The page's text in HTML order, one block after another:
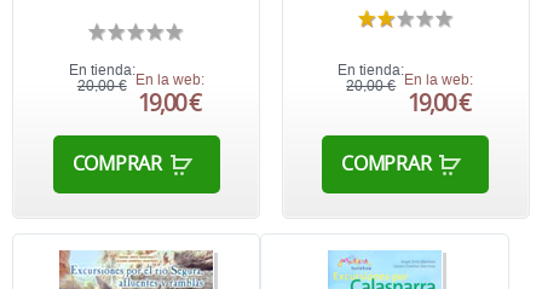
En tienda:
20,00 € En la web:
19,00 €
COMPRAR
En tienda:
20,00 €
En la web:
19,00 €
COMPRAR